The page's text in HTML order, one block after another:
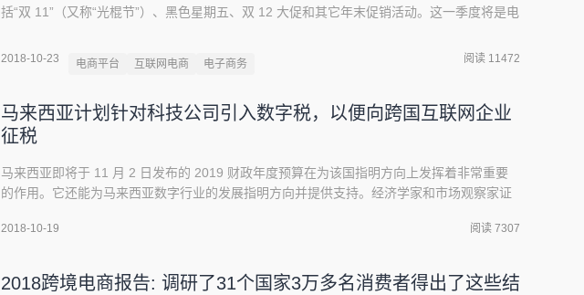
括“双 11”（又称“光棍节”）、黑色星期五、双 12 大促和其它年末促销活动。这一季度将是电
2017 年各月销售情况回想 2015 年，多数消费者都对双 11 和双 12 了解甚少或完全不了
解。但从 2017 年开始，这两大销售节
2018-10-23 电商平台 互联网电商 电子商务 阅读 11472
马来西亚计划针对科技公司引入数字税，以便向跨国互联网企业
征税
马来西亚即将于 11 月 2 日发布的 2019 财政年度预算在为该国指明方向上发挥着非常重要
的作用。它还能为马来西亚数字行业的发展指明方向并提供支持。经济学家和市场观察家证
外，它还为新当选的政府提供了改革和整顿经济的大好机会。马来西亚政府于 2018 年 5 月
2018-10-19 阅读 7307
2018跨境电商报告: 调研了31个国家3万多名消费者得出了这些结